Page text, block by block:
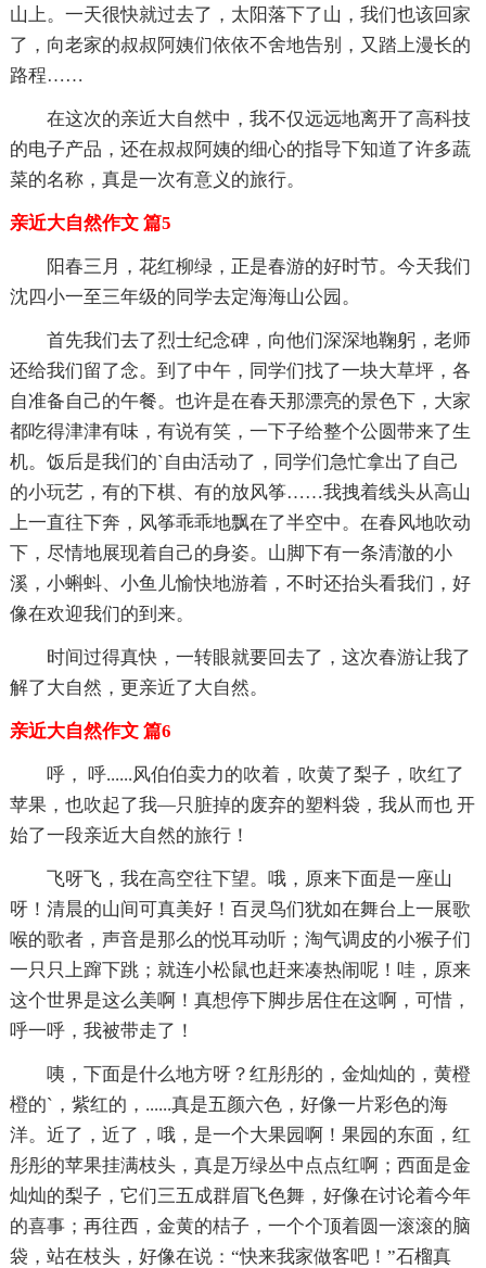
山上。一天很快就过去了，太阳落下了山，我们也该回家
了，向老家的叔叔阿姨们依依不舍地告别，又踏上漫长的
路程……
在这次的亲近大自然中，我不仅远远地离开了高科技
的电子产品，还在叔叔阿姨的细心的指导下知道了许多蔬
菜的名称，真是一次有意义的旅行。
亲近大自然作文 篇5
阳春三月，花红柳绿，正是春游的好时节。今天我们
沈四小一至三年级的同学去定海海山公园。
首先我们去了烈士纪念碑，向他们深深地鞠躬，老师
还给我们留了念。到了中午，同学们找了一块大草坪，各
自准备自己的午餐。也许是在春天那漂亮的景色下，大家
都吃得津津有味，有说有笑，一下子给整个公圆带来了生
机。饭后是我们的`自由活动了，同学们急忙拿出了自己
的小玩艺，有的下棋、有的放风筝……我拽着线头从高山
上一直往下奔，风筝乖乖地飘在了半空中。在春风地吹动
下，尽情地展现着自己的身姿。山脚下有一条清澈的小
溪，小蝌蚪、小鱼儿愉快地游着，不时还抬头看我们，好
像在欢迎我们的到来。
时间过得真快，一转眼就要回去了，这次春游让我了
解了大自然，更亲近了大自然。
亲近大自然作文 篇6
呼， 呼......风伯伯卖力的吹着，吹黄了梨子，吹红了
苹果，也吹起了我—只脏掉的废弃的塑料袋，我从而也 开
始了一段亲近大自然的旅行！
飞呀飞，我在高空往下望。哦，原来下面是一座山
呀！清晨的山间可真美好！百灵鸟们犹如在舞台上一展歌
喉的歌者，声音是那么的悦耳动听；淘气调皮的小猴子们
一只只上蹿下跳；就连小松鼠也赶来凑热闹呢！哇，原来
这个世界是这么美啊！真想停下脚步居住在这啊，可惜，
呼一呼，我被带走了！
咦，下面是什么地方呀？红彤彤的，金灿灿的，黄橙
橙的`，紫红的，......真是五颜六色，好像一片彩色的海
洋。近了，近了，哦，是一个大果园啊！果园的东面，红
彤彤的苹果挂满枝头，真是万绿丛中点点红啊；西面是金
灿灿的梨子，它们三五成群眉飞色舞，好像在讨论着今年
的喜事；再往西，金黄的桔子，一个个顶着圆一滚滚的脑
袋，站在枝头，好像在说：“快来我家做客吧！”石榴真